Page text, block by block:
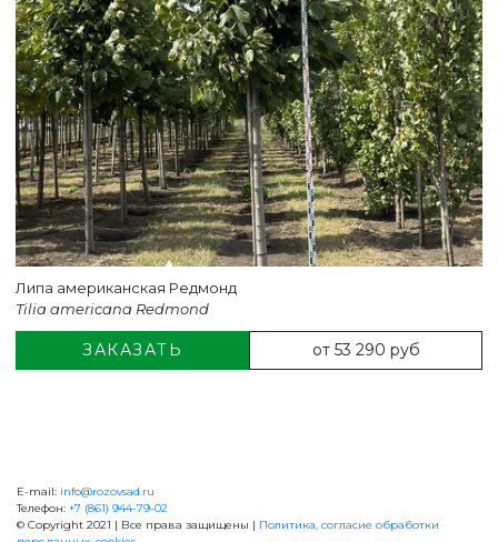
+7 (861) 944-79-02
Липа американская Редмонд
Tilia americana Redmond
ЗАКАЗАТЬ от 53 290 руб
E-mail: info@rozovsad.ru
Телефон: +7 (861) 944-79-02
© Copyright 2021 | Все права защищены | Политика, согласие обработки